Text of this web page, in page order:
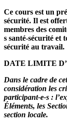
Ce cours est un
sécurité. Il est
membres des
s santé-sécurité et
sécurité au travail.
DATE LIMITE
Dans le cadre de
considération les
participant-e-s :
Éléments, les
section locale.